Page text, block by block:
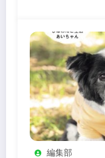
編集部